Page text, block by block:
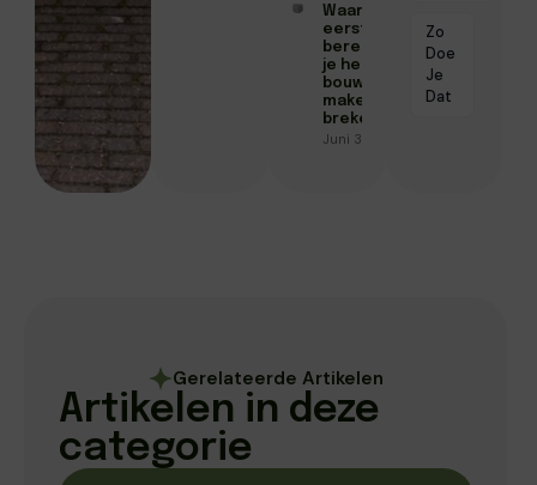
Waarom de
eerste
berekeningen
je hele
bouwproject
maken of
breken
Juni 30, 2026
Zo
Doe
Je
Dat
Gerelateerde Artikelen
Artikelen in deze
categorie